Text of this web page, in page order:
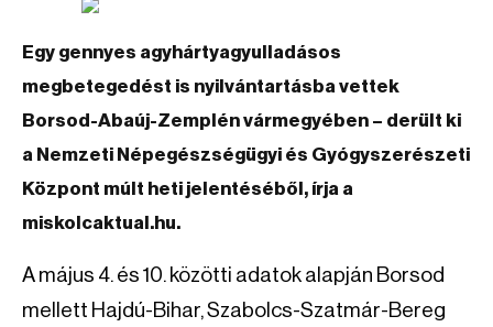
Egy gennyes agyhártyagyulladásos
megbetegedést is nyilvántartásba vettek
Borsod-Abaúj-Zemplén vármegyében – derült ki
a Nemzeti Népegészségügyi és Gyógyszerészeti
Központ múlt heti jelentéséből, írja a
miskolcaktual.hu.
A május 4. és 10. közötti adatok alapján Borsod
mellett Hajdú-Bihar, Szabolcs-Szatmár-Bereg